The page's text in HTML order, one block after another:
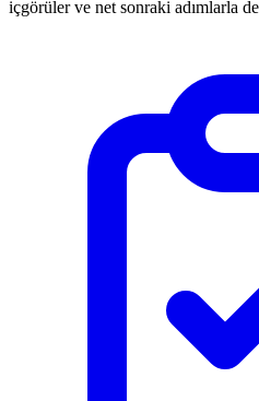
içgörüler ve net sonraki adımlarla